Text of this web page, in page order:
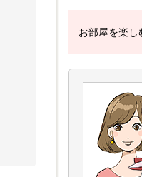
お部屋を楽し